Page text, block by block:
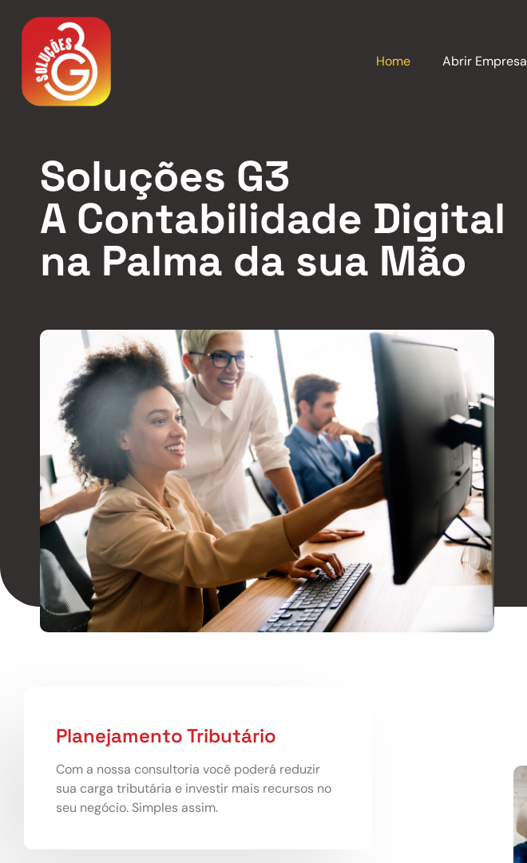
Home Abrir Empresa
Soluções G3
A Contabilidade Digital
na Palma da sua Mão
Planejamento Tributário
Com a nossa consultoria você poderá reduzir
sua carga tributária e investir mais recursos no
seu negócio. Simples assim.